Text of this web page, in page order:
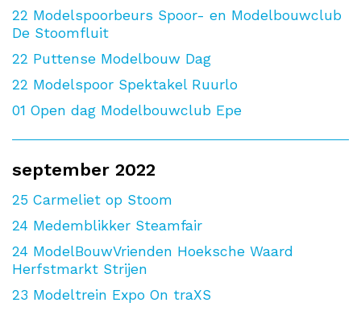
22 Modelspoorbeurs Spoor- en Modelbouwclub
De Stoomfluit
22 Puttense Modelbouw Dag
22 Modelspoor Spektakel Ruurlo
01 Open dag Modelbouwclub Epe
september 2022
25 Carmeliet op Stoom
24 Medemblikker Steamfair
24 ModelBouwVrienden Hoeksche Waard
Herfstmarkt Strijen
23 Modeltrein Expo On traXS